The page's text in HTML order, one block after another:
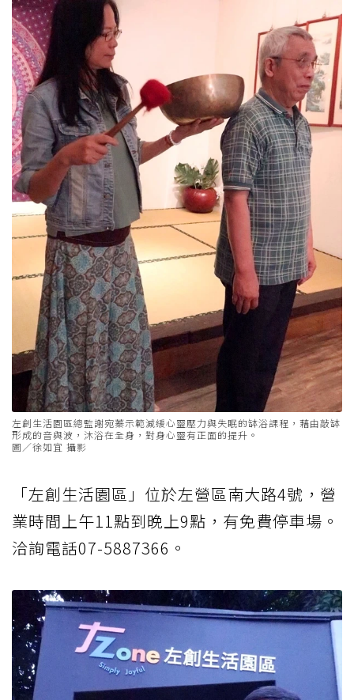
左創生活園區總監謝宛蓁示範減緩心靈壓力與失眠的缽浴課程，藉由敲缽
形成的音與波，沐浴在全身，對身心靈有正面的提升。
圖／徐如宜 攝影
「左創生活園區」位於左營區南大路4號，營
業時間上午11點到晚上9點，有免費停車場。
洽詢電話07-5887366。